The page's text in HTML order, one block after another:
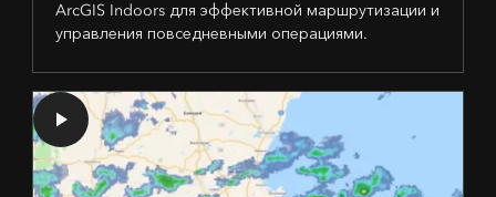
ArcGIS Indoors для эффективной маршрутизации и
управления повседневными операциями.